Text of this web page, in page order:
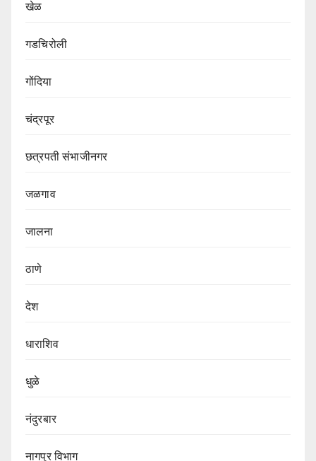
खेळ
गडचिरोली
गोंदिया
चंद्रपूर
छत्रपती संभाजीनगर
जळगाव
जालना
ठाणे
देश
धाराशिव
धुळे
नंदुरबार
नागपुर‌ विभाग‌